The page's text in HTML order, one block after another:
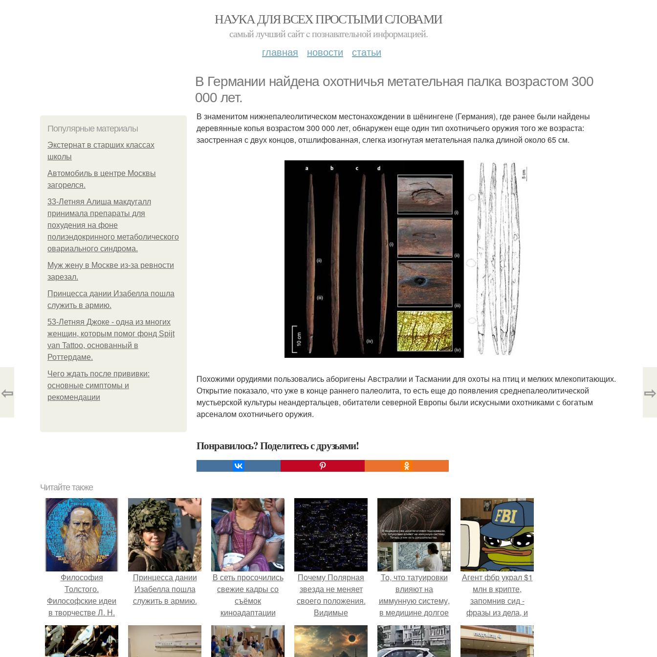
НАУКА ДЛЯ ВСЕХ ПРОСТЫМИ СЛОВАМИ
самый лучший сайт c познавательной информацией.
главная новости статьи
В Германии найдена охотничья метательная палка возрастом 300
000 лет.
Популярные материалы
Экстернат в старших классах
школы
Автомобиль в центре Москвы
загорелся.
33-Летняя Алиша макдугалл
принимала препараты для
похудения на фоне
полиэндокринного метаболического
овариального синдрома.
Mуж жену в Москве из-за ревности
зарезал.
Принцесса дании Изабелла пошла
служить в армию.
53-Летняя Джоке - одна из многих
женщин, которым помог фонд Spijt
van Tattoo, основанный в
Роттердаме.
Чего ждать после прививки:
основные симптомы и
рекомендации
В знаменитом нижнепалеолитическом местонахождении в шёнингене (Германия), где ранее были найдены
деревянные копья возрастом 300 000 лет, обнаружен еще один тип охотничьего оружия того же возраста:
заостренная с двух концов, отшлифованная, слегка изогнутая метательная палка длиной около 65 см.
Похожими орудиями пользовались аборигены Австралии и Тасмании для охоты на птиц и мелких млекопитающих.
Открытие показало, что уже в конце раннего палеолита, то есть еще до появления среднепалеолитической
мустьерской культуры неандертальцев, обитатели северной Европы были искусными охотниками с богатым
арсеналом охотничьего оружия.
Понравилось? Поделитесь с друзьями!
⇦ ⇨
Читайте также
Философия
Толстого.
Философские идеи
в творчестве Л. Н.
Толстого.
Принцесса дании
Изабелла пошла
служить в армию.
В сеть просочились
свежие кадры со
съёмок
киноадаптации
"Рапунцель", и всё
внимание
моментально
Почему Полярная
звезда не меняет
своего положения.
Видимые
положения светил.
То, что татуировки
влияют на
иммунную систему,
в медицине долгое
время
рассматривалось
лишь как гипотеза.
Агент фбр украл $1
млн в крипте,
запомнив сид -
фразы из дела, и
советовался с
Chatgpt, как их
потратить.